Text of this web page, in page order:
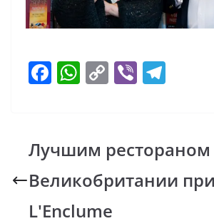
F
b
o
o
k
W
s
A
p
p
C
y
Li
n
k
Vi
gr
a
m
Лучшим рестораном
Великобритании
L'Enclume